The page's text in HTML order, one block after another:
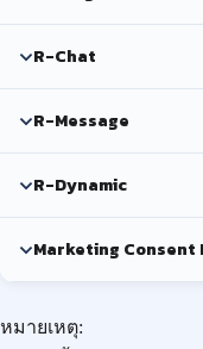
R-Chat
R-Message
R-Dynamic
Marketing Consent
หมายเหตุ: